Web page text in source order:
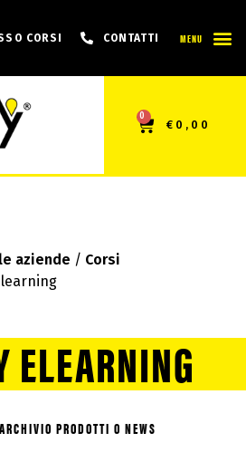
CORSI CONTATTI MENU
€ 0,00
0
aziende / Corsi
ELEARNING
PRODOTTI O NEWS